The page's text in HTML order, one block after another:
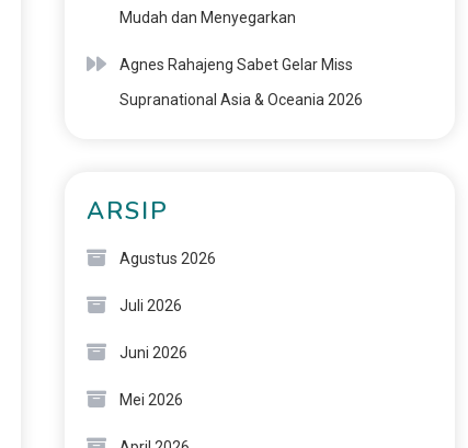
Mudah dan Menyegarkan
Agnes Rahajeng Sabet Gelar Miss
Supranational Asia & Oceania 2026
ARSIP
Agustus 2026
Juli 2026
Juni 2026
Mei 2026